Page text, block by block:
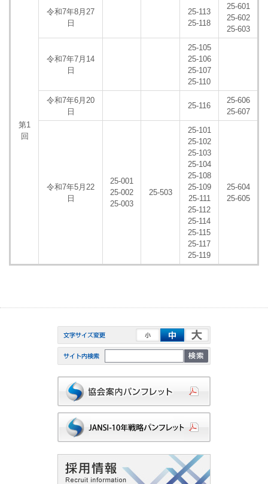
第1
回
令和7年8月27
日
25-113
25-118
25-601
25-602
25-603
令和7年7月14
日
25-105
25-106
25-107
25-110
令和7年6月20
日
25-116
25-606
25-607
令和7年5月22
日
25-001
25-002
25-003
25-503
25-101
25-102
25-103
25-104
25-108
25-109
25-111
25-112
25-114
25-115
25-117
25-119
25-604
25-605